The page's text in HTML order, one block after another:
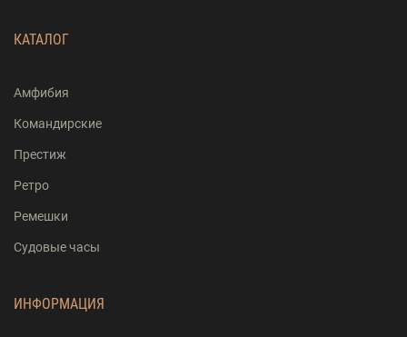
КАТАЛОГ
Амфибия
Командирские
Престиж
Ретро
Ремешки
Судовые часы
ИНФОРМАЦИЯ